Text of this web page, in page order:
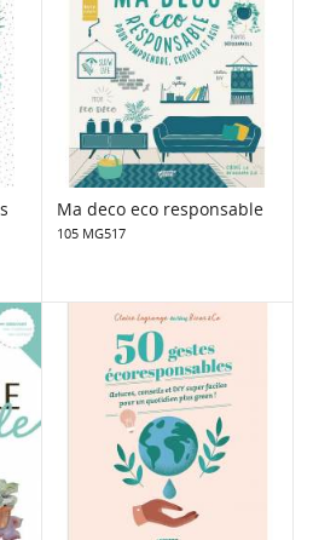
Ma deco eco responsable
105 MG517